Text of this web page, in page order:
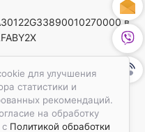
для улучшения
статистики и
рекомендаций.
на обработку
с Политикой обработки
в
от 14.08.2025 Минский